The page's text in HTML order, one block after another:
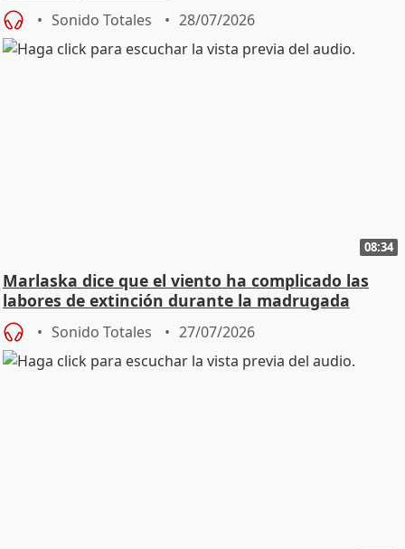
Sonido Totales 28/07/2026
08:34
Marlaska dice que el viento ha complicado las
labores de extinción durante la madrugada
Sonido Totales 27/07/2026